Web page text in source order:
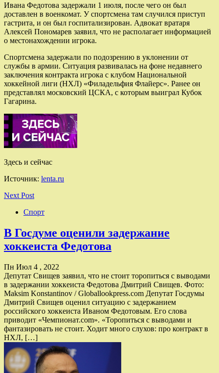
Ивана Федотова задержали 1 июля, после чего он был
доставлен в военкомат. У спортсмена там случился приступ
гастрита, и он был госпитализирован. Адвокат вратаря
Алексей Пономарев заявил, что не располагает информацией
о местонахождении игрока.
Спортсмена задержали по подозрению в уклонении от
службы в армии. Ситуация развивалась на фоне недавнего
заключения контракта игрока с клубом Национальной
хоккейной лиги (НХЛ) «Филадельфия Флайерс». Ранее он
представлял московский ЦСКА, с которым выиграл Кубок
Гагарина.
Здесь и сейчас
Источник: lenta.ru
Next Post
Спорт
В Госдуме оценили задержание
хоккеиста Федотова
Пн Июл 4 , 2022
Депутат Свищев заявил, что не стоит торопиться с выводами
в задержании хоккеиста Федотова Дмитрий Свищев. Фото:
Maksim Konstantinov / Globallookpress.com Депутат Госдумы
Дмитрий Свищев оценил ситуацию с задержанием
российского хоккеиста Иваном Федотовым. Его слова
приводит «Чемпионат.com». «Торопиться с выводами и
фантазировать не стоит. Ходит много слухов: про контракт в
НХЛ, […]